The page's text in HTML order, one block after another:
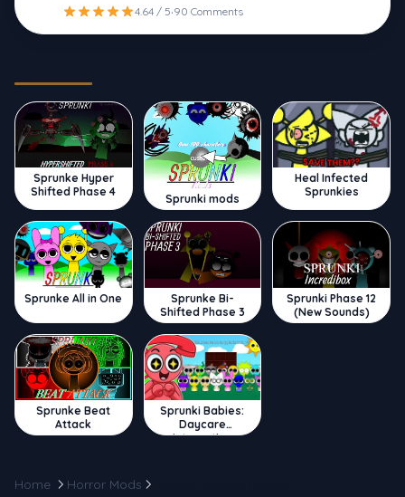
4.64 / 5·90 Comments
Sprunke Hyper
Shifted Phase 4
Sprunki mods
Heal Infected
Sprunkies
Sprunke All in One
Sprunke Bi-
Shifted Phase 3
Sprunki Phase 12
(New Sounds)
Sprunke Beat
Attack
Sprunki Babies:
Daycare
Interactive
Home Horror Mods